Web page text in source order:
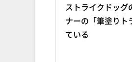
ストライクドッグ
ナーの「筆塗りト
ている